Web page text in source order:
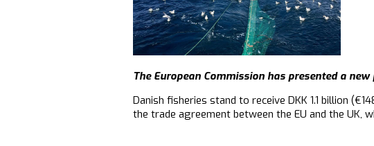
The European Commission has presented a
Danish fisheries stand to receive DKK 1.1 billion
the trade agreement between the EU and the UK,